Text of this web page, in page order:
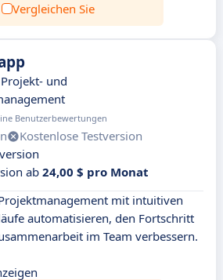
Vergleichen Sie
und
Benutzerbewertungen
Kostenlose Testversion
ab 24,00 $ pro Monat
mit intuitiven
automatisieren, den Fortschritt
im Team verbessern.